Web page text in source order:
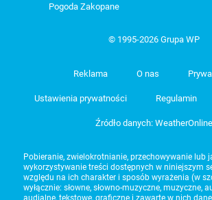
Pogoda Zakopane
© 1995-2026 Grupa WP
Reklama O nas
Ustawienia prywatności Regulamin
Źródło danych: WeatherOnline
Pobieranie, zwielokrotnianie, przechowywanie lub
wykorzystywanie treści dostępnych w niniejszym
względu na ich charakter i sposób wyrażenia (w
wyłącznie: słowne, słowno-muzyczne, muzyczne,
audialne, tekstowe, graficzne i zawarte w nich